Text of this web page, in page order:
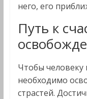
него, его
Путь к
Чтобы человеку
необходимо
страстей.